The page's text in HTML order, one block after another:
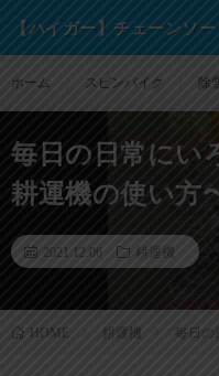
【ハイガー】チェーンソ
ホーム スピンバイク 除
毎日の日常に
耕運機の使い方
2021.12.06 耕運機
HOME 耕運機 毎日